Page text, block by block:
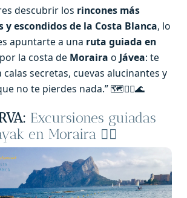
descubrir los rincones más
y escondidos de la Costa Blanca, lo
apuntarte a una ruta guiada en
por la costa de Moraira o Jávea: te
calas secretas, cuevas alucinantes y
no te pierdes nada.” 🗺️🚣‍♀️🌊
Excursiones guiadas
en Moraira 🚣‍♀️